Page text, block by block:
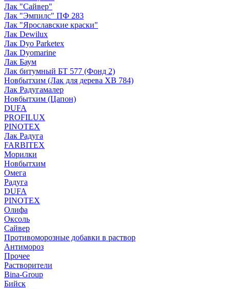
Лак "Сайвер"
Лак "Эмпилс" ПФ 283
Лак "Ярославские краски"
Лак Dewilux
Лак Dyo Parketex
Лак Dyomarine
Лак Баум
Лак битумный БТ 577 (Фонд 2)
Новбытхим (Лак для дерева ХВ 784)
Лак Радугамалер
Новбытхим (Цапон)
DUFA
PROFILUX
PINOTEX
Лак Радуга
FARBITEX
Морилки
Новбытхим
Омега
Радуга
DUFA
PINOTEX
Олифа
Оксоль
Сайвер
Противоморозные добавки в раствор
Антимороз
Прочее
Растворители
Bina-Group
Бийск